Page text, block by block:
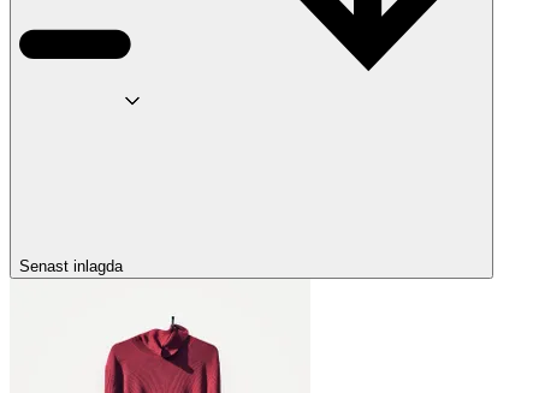
Senast inlagda